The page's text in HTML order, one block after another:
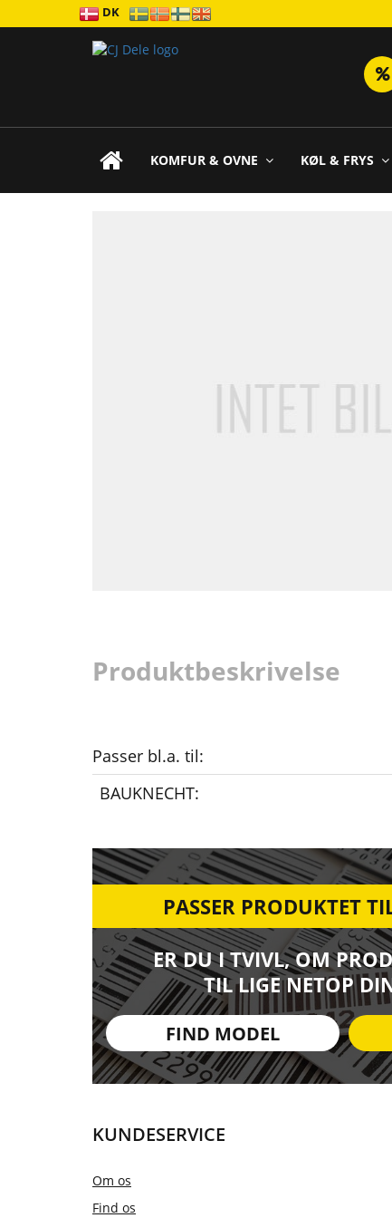
DK
KOMFUR & OVNE KØL & FRYS
Produktbeskrivelse
Passer bl.a. til:
BAUKNECHT:
PASSER PRODUKTET
ER DU I TVIVL, OM
TIL LIGE NETOP
FIND MODEL
KUNDESERVICE
Om os
Find os